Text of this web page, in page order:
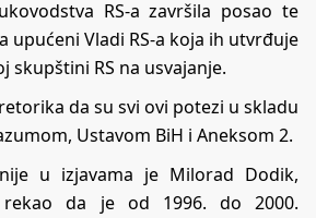
RS-a završila posao te
upućeni Vladi RS-a koja ih utvrđuje
skupštini RS na usvajanje.
da su svi ovi potezi u skladu
Ustavom BiH i Aneksom 2.
u izjavama je Milorad Dodik,
rekao da je od 1996. do 2000.